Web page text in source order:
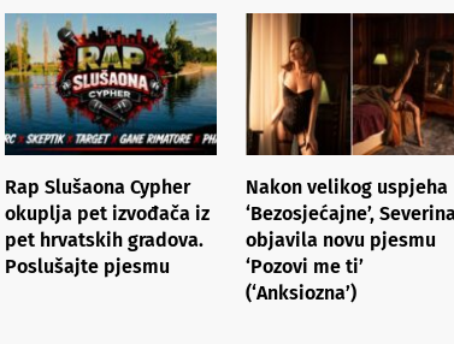
Rap Slušaona Cypher
okuplja pet izvođača iz
pet hrvatskih gradova.
Poslušajte pjesmu
Nakon velikog uspjeha
‘Bezosjećajne’,
objavila novu pjesmu
‘Pozovi me ti’
(‘Anksiozna’)